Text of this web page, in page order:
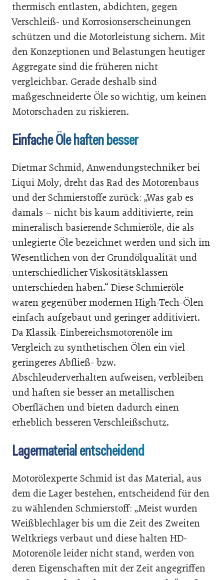
thermisch entlasten, abdichten, gegen
Verschleiß- und Korrosionserscheinungen
schützen und die Motorleistung sichern. Mit
den Konzeptionen und Belastungen heutiger
Aggregate sind die früheren nicht
vergleichbar. Gerade deshalb sind
maßgeschneiderte Öle so wichtig, um keinen
Motorschaden zu riskieren.
Einfache Öle haften besser
Dietmar Schmid, Anwendungstechniker bei
Liqui Moly, dreht das Rad des Motorenbaus
und der Schmierstoffe zurück: „Was gab es
damals – nicht bis kaum additivierte, rein
mineralisch basierende Schmieröle, die als
unlegierte Öle bezeichnet werden und sich im
Wesentlichen von der Grundölqualität und
unterschiedlicher Viskositätsklassen
unterschieden haben.“ Diese Schmieröle
waren gegenüber modernen High-Tech-Ölen
einfach aufgebaut und geringer additiviert.
Da Klassik-Einbereichsmotorenöle im
Vergleich zu synthetischen Ölen ein viel
geringeres Abfließ- bzw.
Abschleuderverhalten aufweisen, verbleiben
und haften sie besser an metallischen
Oberflächen und bieten dadurch einen
erheblich besseren Verschleißschutz.
Lagermaterial entscheidend
Motorölexperte Schmid ist das Material, aus
dem die Lager bestehen, entscheidend für den
zu wählenden Schmierstoff: „Meist wurden
Weißblechlager bis um die Zeit des Zweiten
Weltkriegs verbaut und diese halten HD-
Motorenöle leider nicht stand, werden von
deren Eigenschaften mit der Zeit angegriffen